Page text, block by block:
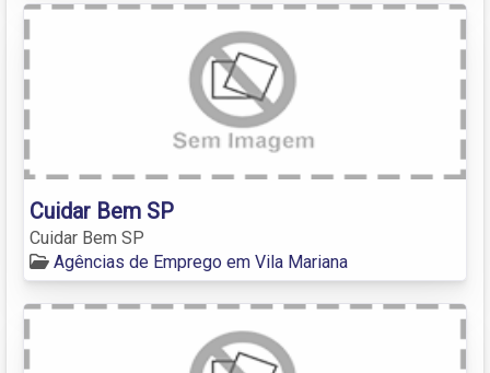
Cuidar Bem SP
Cuidar Bem SP
Agências de Emprego em Vila Mariana